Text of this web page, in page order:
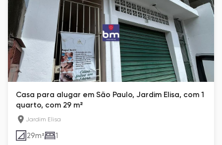
Casa para alugar em São Paulo, Jardim Elisa, com 1
quarto, com 29 m²
Jardim Elisa
29m² 1